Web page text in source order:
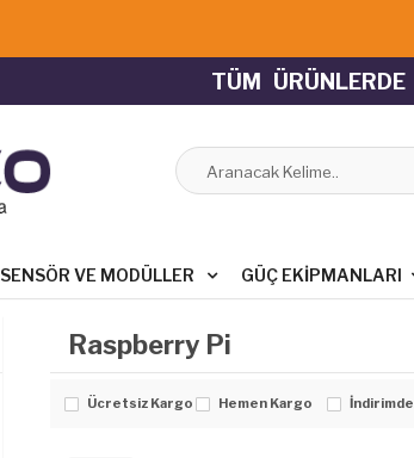
TÜM ÜRÜNLERDE
SENSÖR VE MODÜLLER GÜÇ EKIPMANLARI
Raspberry Pi
Ücretsiz Kargo Hemen Kargo İndirimde